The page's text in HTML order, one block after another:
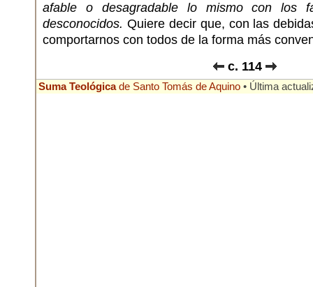
afable o desagradable lo mismo con los
desconocidos. Quiere decir que, con las
comportarnos con todos de la forma más
c. 114
Suma Teológicade Santo Tomás de Aquino• Última